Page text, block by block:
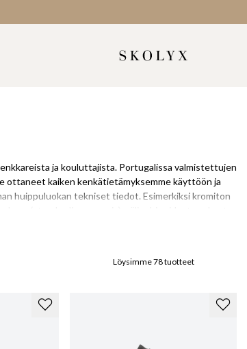
ja kouluttajista. Portugalissa valmistettujen
ottaneet kaiken kenkätietämyksemme käyttöön ja
huippuluokan tekniset tiedot. Esimerkiksi kromiton
(standardi on muovia), välipohja aidosta nahasta
että kestävyyteen. Kun tietää, mitä voidaan
Löysimme78tuotteet